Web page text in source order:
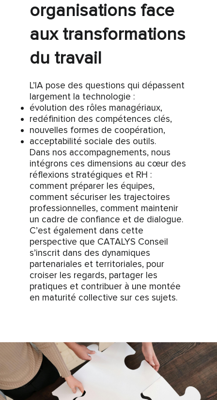
organisations face
aux transformations
du travail
L’IA pose des questions qui dépassent
largement la technologie :
évolution des rôles managériaux,
redéfinition des compétences clés,
nouvelles formes de coopération,
acceptabilité sociale des outils.
Dans nos accompagnements, nous
intégrons ces dimensions au cœur des
réflexions stratégiques et RH :
comment préparer les équipes,
comment sécuriser les trajectoires
professionnelles, comment maintenir
un cadre de confiance et de dialogue.
C’est également dans cette
perspective que CATALYS Conseil
s’inscrit dans des dynamiques
partenariales et territoriales, pour
croiser les regards, partager les
pratiques et contribuer à une montée
en maturité collective sur ces sujets.